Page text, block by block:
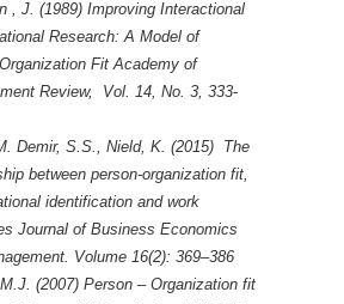
, J. (1989) Improving Interactional
Research: A Model of
Fit Academy of
Review, Vol. 14, No. 3, 333-
Demir, S.S., Nield, K. (2015) The
between person-organization fit,
identification and work
Journal of Business Economics
Volume 16(2): 369–386
(2007) Person – Organization fit